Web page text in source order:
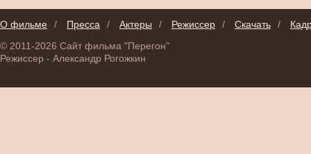
О фильме / Пресса / Актеры / Режиссер / Скачать /
© 2011-2026 Сайт фильма "Перегон"
Режиссер - Александр Рогожкин